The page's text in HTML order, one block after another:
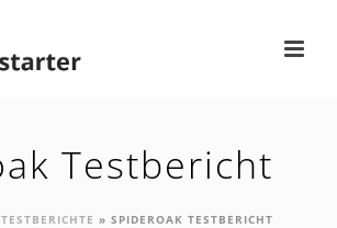
Testbericht
TESTBERICHTE » SPIDEROAK TESTBERICHT